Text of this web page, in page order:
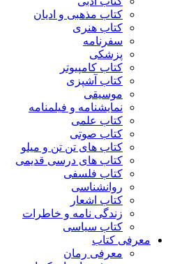
کتاب مذهبی و ادیان
کتاب هنری
سفرنامه
پزشکی
کتاب کامپیوتر
کتاب آشپزی
موسیقی
نمایشنامه و فیلمنامه
کتاب علمی
کتاب صوتی
کتاب های تن تن و میلو
کتاب های درسی قدیمی
کتاب فلسفی
روانشناسی
کتاب اشعار
زندگی نامه و خاطرات
کتاب سیاسی
معرفی کتاب
معرفی رمان